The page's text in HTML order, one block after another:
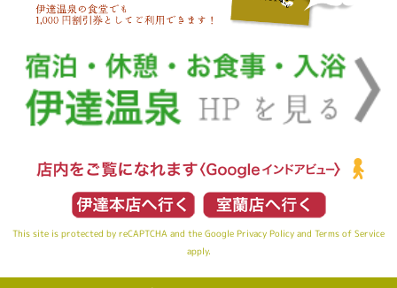
This site is protected by reCAPTCHA and the Google Privacy Policy and Terms of Service
apply.